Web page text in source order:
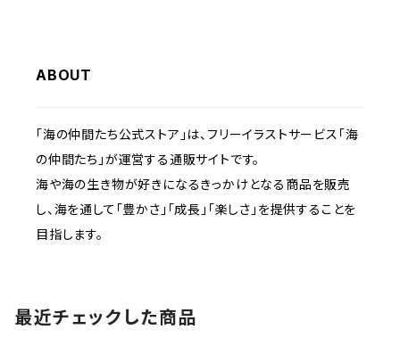
ABOUT
「海の仲間たち公式ストア」は、フリーイラストサービス「海
の仲間たち」が運営する通販サイトです。
海や海の生き物が好きになるきっかけとなる商品を販売
し、海を通して「豊かさ」「成長」「楽しさ」を提供することを
目指します。
最近チェックした商品